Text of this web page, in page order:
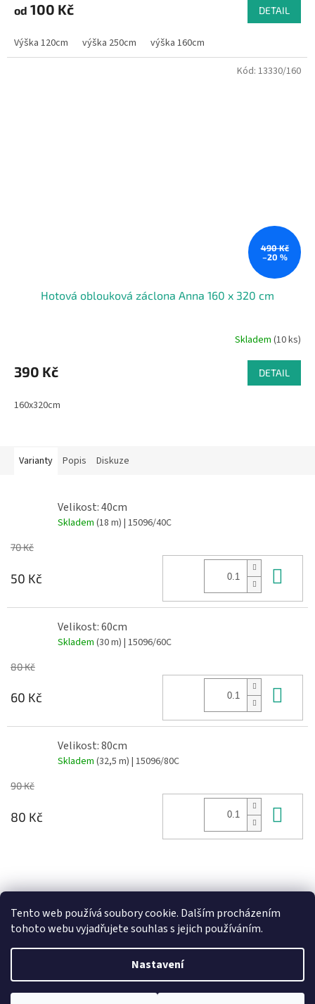
Tento web používá soubory cookie. Dalším procházením
tohoto webu vyjadřujete souhlas s jejich používáním.
Nastavení
od 100 Kč DETAIL
Výška 120cm výška 250cm výška 160cm
490 Kč
–20 %
Hotová oblouková záclona Anna 160 x 320 cm
Skladem (10 ks)
390 Kč DETAIL
160x320cm
Kód: 13330/160
Varianty Popis Diskuze
Velikost: 40cm
Skladem (18 m) | 15096/40C
70 Kč
50 Kč
Velikost: 60cm
Skladem (30 m) | 15096/60C
80 Kč
60 Kč
Velikost: 80cm
Skladem (32,5 m) | 15096/80C
90 Kč
80 Kč
á
Vytvořil Shoptet